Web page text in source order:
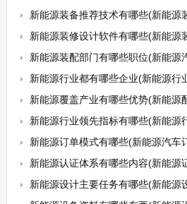
新能源装备推荐技术有哪些(新能源
新能源装修设计软件有哪些(新能源
新能源装配部门有哪些职位(新能源
新能源行业都有哪些企业(新能源行
新能源覆盖产业有哪些优势(新能源
新能源行业领先指标有哪些(新能源
新能源订单模式有哪些(新能源汽车
新能源认证体系有哪些内容(新能源
新能源设计主要任务有哪些(新能源